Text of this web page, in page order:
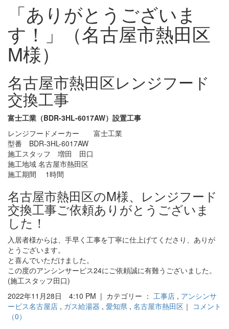
「ありがとうございま
す！」（名古屋市熱田区
M様）
名古屋市熱田区レンジフード
交換工事
富士工業（BDR-3HL-6017AW）設置工事
レンジフードメーカー 富士工業
型番 BDR-3HL-6017AW
施工スタッフ 増田 田口
施工地域 名古屋市熱田区
施工期間 1時間
名古屋市熱田区のM様、レンジフード
交換工事ご依頼ありがとうございま
した！
入居者様からは、手早く工事を丁寧に仕上げてくださり、ありが
とうございます。
と喜んでいただけました。
この度のアンシンサービス24にご依頼誠に有難うございました。
(施工スタッフ田口)
2022年11月28日 4:10 PM | カテゴリー ： 工事店 , アンシンサ
ービス名古屋店 , ガス給湯器 , 愛知県 , 名古屋市熱田区 ｜ コメント
（0）